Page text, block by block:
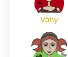
Váhy